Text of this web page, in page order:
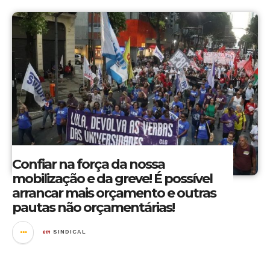
Confiar na força da nossa
mobilização e da greve! É possível
arrancar mais orçamento e outras
pautas não orçamentárias!
em SINDICAL